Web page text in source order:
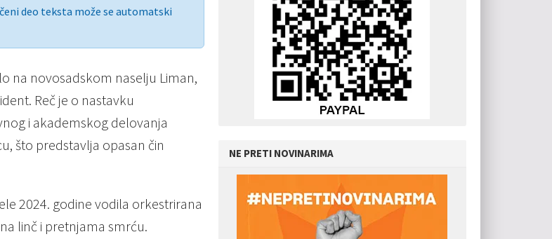
deo teksta može se automatski
na novosadskom naselju Liman,
Reč je o nastavku
i akademskog delovanja
što predstavlja opasan čin
2024. godine vodila orkestrirana
linč i pretnjama smrću.
NE PRETI NOVINARIMA